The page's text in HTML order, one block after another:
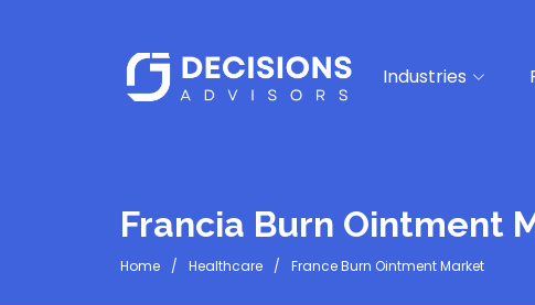
Industries
Francia Burn Ointment
Home Healthcare France Burn Ointment Market